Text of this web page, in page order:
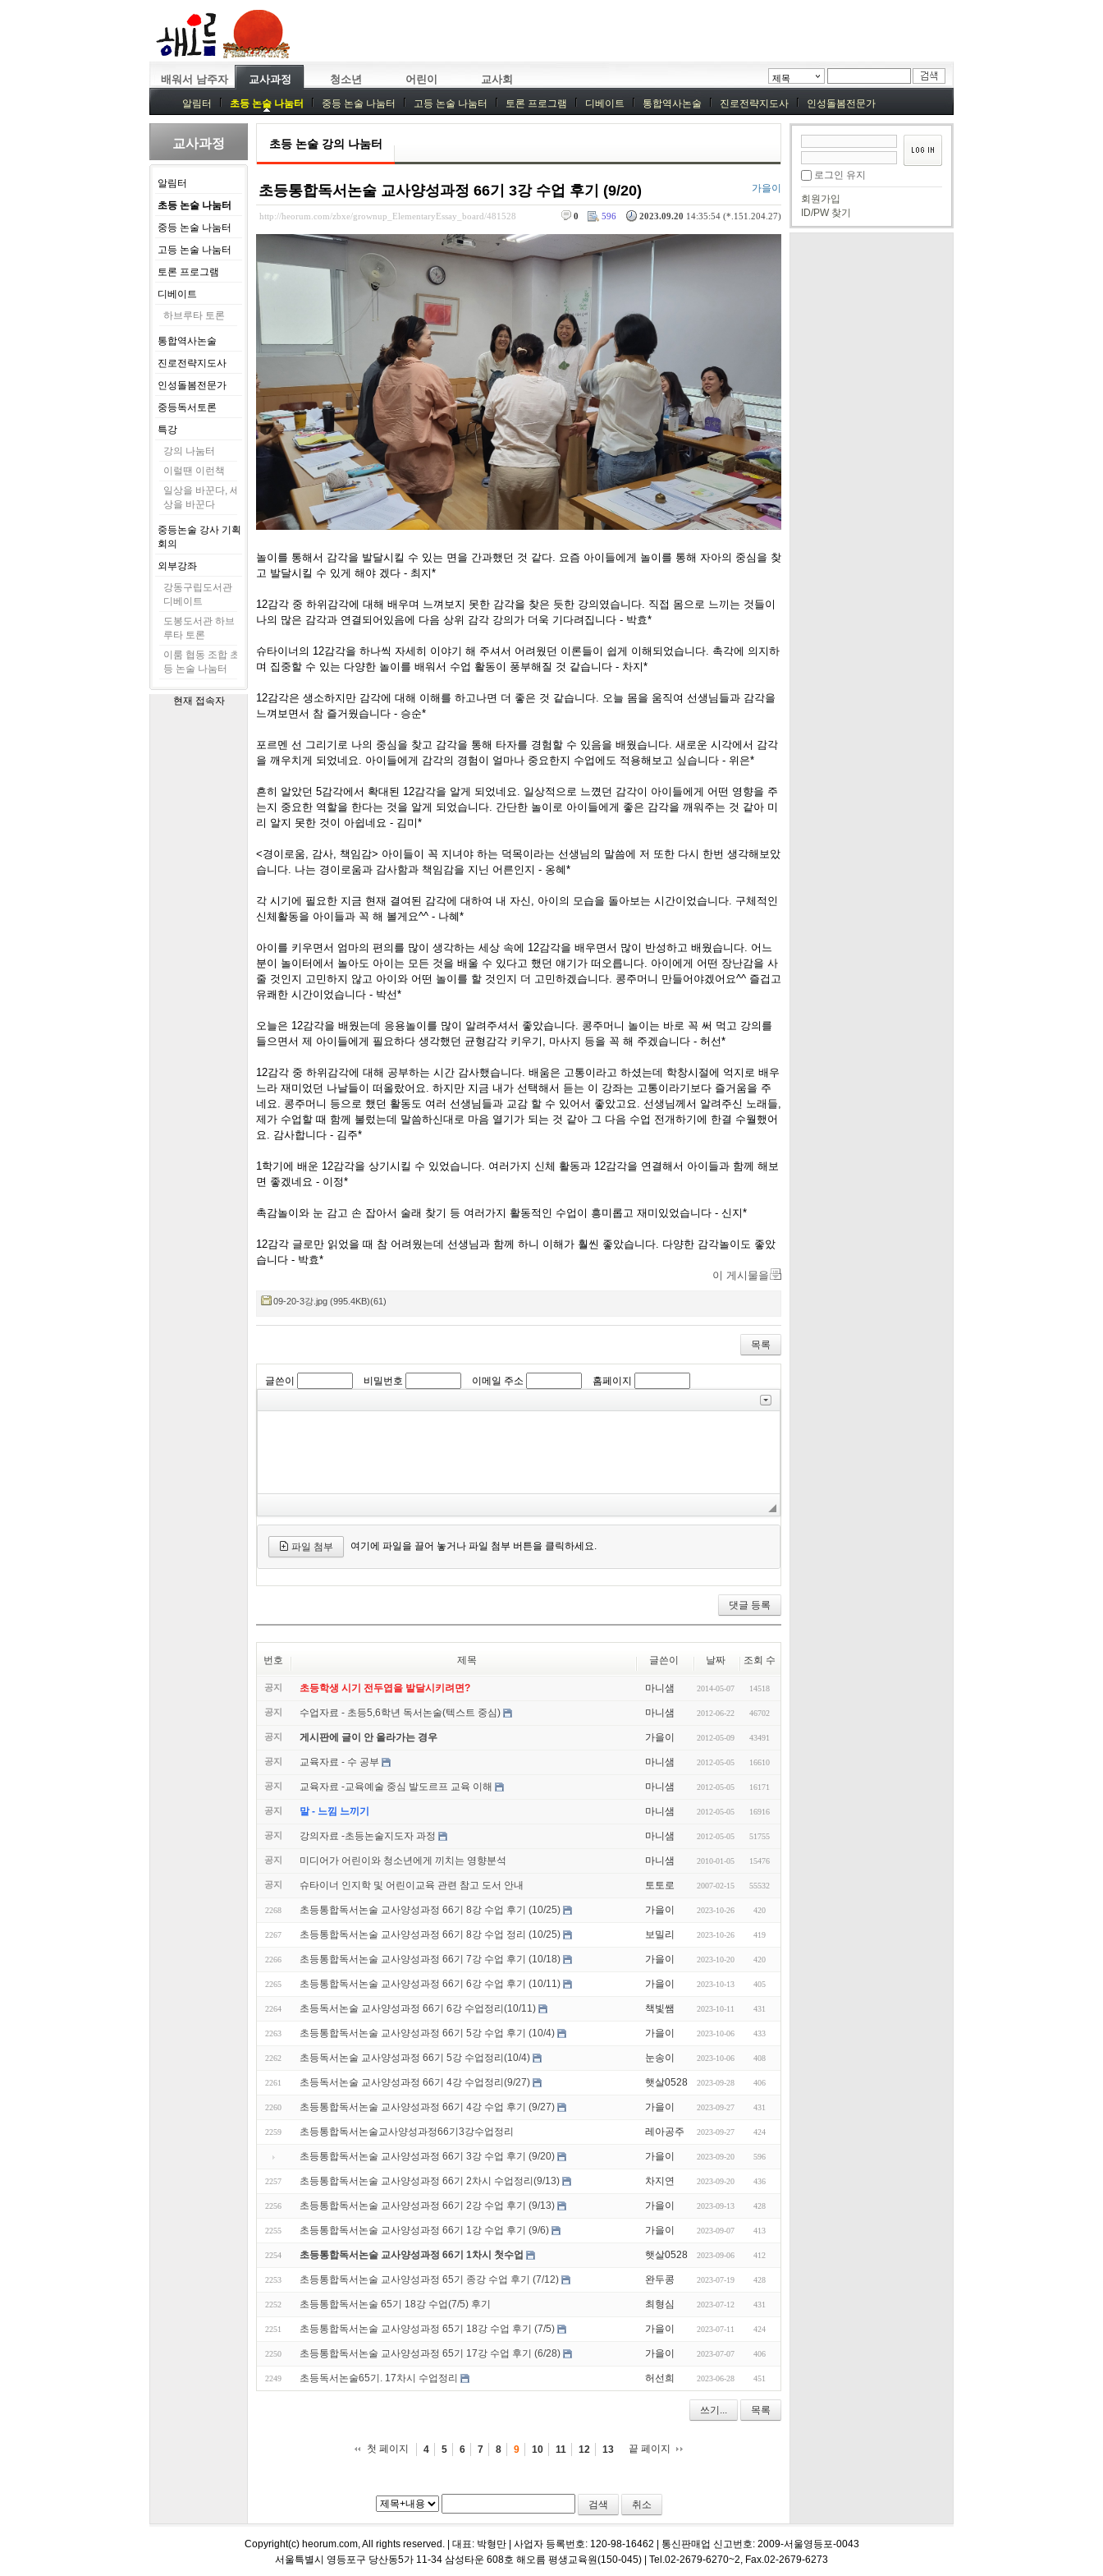
배워서 남주자 교사과정 청소년 어린이 교사회
알림터 초등 논술 나눔터 중등 논술 나눔터 고등 논술 나눔터 토론 프로그램 디베이트 통합역사논술 진로전략지도사
인성돌봄전문가
중등독서토론
특강 중등논술 강사 기획회의 외부강좌
제목
교사과정
알림터
초등 논술 나눔터
중등 논술 나눔터
고등 논술 나눔터
토론 프로그램
디베이트
하브루타 토론
통합역사논술
진로전략지도사
인성돌봄전문가
중등독서토론
특강
강의 나눔터
이럴땐 이런책
일상을 바꾼다, 세
상을 바꾼다
중등논술 강사 기획
회의
외부강좌
강동구립도서관
디베이트
도봉도서관 하브
루타 토론
이룸 협동 조합 초
등 논술 나눔터
현재 접속자
초등 논술 강의 나눔터
초등통합독서논술 교사양성과정 66기 3강 수업 후기 (9/20) 가을이
http://heorum.com/zbxe/grownup_ElementaryEssay_board/481528 2023.09.20 14:35:54 (*.151.204.27)
596
0
놀이를 통해서 감각을 발달시킬 수 있는 면을 간과했던 것 같다. 요즘 아이들에게 놀이를 통해 자아의 중심을 찾
고 발달시킬 수 있게 해야 겠다 - 최지*
12감각 중 하위감각에 대해 배우며 느껴보지 못한 감각을 찾은 듯한 강의였습니다. 직접 몸으로 느끼는 것들이
나의 많은 감각과 연결되어있음에 다음 상위 감각 강의가 더욱 기다려집니다 - 박효*
슈타이너의 12감각을 하나씩 자세히 이야기 해 주셔서 어려웠던 이론들이 쉽게 이해되었습니다. 촉각에 의지하
며 집중할 수 있는 다양한 놀이를 배워서 수업 활동이 풍부해질 것 같습니다 - 차지*
12감각은 생소하지만 감각에 대해 이해를 하고나면 더 좋은 것 같습니다. 오늘 몸을 움직여 선생님들과 감각을
느껴보면서 참 즐거웠습니다 - 승순*
포르멘 선 그리기로 나의 중심을 찾고 감각을 통해 타자를 경험할 수 있음을 배웠습니다. 새로운 시각에서 감각
을 깨우치게 되었네요. 아이들에게 감각의 경험이 얼마나 중요한지 수업에도 적용해보고 싶습니다 - 위은*
흔히 알았던 5감각에서 확대된 12감각을 알게 되었네요. 일상적으로 느꼈던 감각이 아이들에게 어떤 영향을 주
는지 중요한 역할을 한다는 것을 알게 되었습니다. 간단한 놀이로 아이들에게 좋은 감각을 깨워주는 것 같아 미
리 알지 못한 것이 아쉽네요 - 김미*
<경이로움, 감사, 책임감> 아이들이 꼭 지녀야 하는 덕목이라는 선생님의 말씀에 저 또한 다시 한번 생각해보았
습니다. 나는 경이로움과 감사함과 책임감을 지닌 어른인지 - 옹혜*
각 시기에 필요한 지금 현재 결여된 감각에 대하여 내 자신, 아이의 모습을 돌아보는 시간이었습니다. 구체적인
신체활동을 아이들과 꼭 해 볼게요^^ - 나혜*
아이를 키우면서 엄마의 편의를 많이 생각하는 세상 속에 12감각을 배우면서 많이 반성하고 배웠습니다. 어느
분이 놀이터에서 놀아도 아이는 모든 것을 배울 수 있다고 했던 얘기가 떠오릅니다. 아이에게 어떤 장난감을 사
줄 것인지 고민하지 않고 아이와 어떤 놀이를 할 것인지 더 고민하겠습니다. 콩주머니 만들어야겠어요^^ 즐겁고
유쾌한 시간이었습니다 - 박선*
오늘은 12감각을 배웠는데 응용놀이를 많이 알려주셔서 좋았습니다. 콩주머니 놀이는 바로 꼭 써 먹고 강의를
들으면서 제 아이들에게 필요하다 생각했던 균형감각 키우기, 마사지 등을 꼭 해 주겠습니다 - 허선*
12감각 중 하위감각에 대해 공부하는 시간 감사했습니다. 배움은 고통이라고 하셨는데 학창시절에 억지로 배우
느라 재미었던 나날들이 떠올랐어요. 하지만 지금 내가 선택해서 듣는 이 강좌는 고통이라기보다 즐거움을 주
네요. 콩주머니 등으로 했던 활동도 여러 선생님들과 교감 할 수 있어서 좋았고요. 선생님께서 알려주신 노래들,
제가 수업할 때 함께 불렀는데 말씀하신대로 마음 열기가 되는 것 같아 그 다음 수업 전개하기에 한결 수월했어
요. 감사합니다 - 김주*
1학기에 배운 12감각을 상기시킬 수 있었습니다. 여러가지 신체 활동과 12감각을 연결해서 아이들과 함께 해보
면 좋겠네요 - 이정*
촉감놀이와 눈 감고 손 잡아서 술래 찾기 등 여러가지 활동적인 수업이 흥미롭고 재미있었습니다 - 신지*
12감각 글로만 읽었을 때 참 어려웠는데 선생님과 함께 하니 이해가 훨씬 좋았습니다. 다양한 감각놀이도 좋았
습니다 - 박효*
이 게시물을
09-20-3강.jpg (995.4KB)(61)
목록
글쓴이 비밀번호 이메일 주소 홈페이지
파일 첨부 여기에 파일을 끌어 놓거나 파일 첨부 버튼을 클릭하세요.
번호 제목 글쓴이 날짜 조회 수
공지 초등학생 시기 전두엽을 발달시키려면? 마니샘 2014-05-07 14518
공지 수업자료 - 초등5,6학년 독서논술(텍스트 중심) 마니샘 2012-06-22 46702
공지 게시판에 글이 안 올라가는 경우 가을이 2012-05-09 43491
공지 교육자료 - 수 공부 마니샘 2012-05-05 16610
공지 교육자료 -교육예술 중심 발도르프 교육 이해 마니샘 2012-05-05 16171
공지 말 - 느낌 느끼기 마니샘 2012-05-05 16916
공지 강의자료 -초등논술지도자 과정 마니샘 2012-05-05 51755
공지 미디어가 어린이와 청소년에게 끼치는 영향분석 마니샘 2010-01-05 15476
공지 슈타이너 인지학 및 어린이교육 관련 참고 도서 안내 토토로 2007-02-15 55532
2268 초등통합독서논술 교사양성과정 66기 8강 수업 후기 (10/25) 가을이 2023-10-26 420
2267 초등통합독서논술 교사양성과정 66기 8강 수업 정리 (10/25) 보밀리 2023-10-26 419
2266 초등통합독서논술 교사양성과정 66기 7강 수업 후기 (10/18) 가을이 2023-10-20 420
2265 초등통합독서논술 교사양성과정 66기 6강 수업 후기 (10/11) 가을이 2023-10-13 405
2264 초등독서논술 교사양성과정 66기 6강 수업정리(10/11) 책빛쌤 2023-10-11 431
2263 초등통합독서논술 교사양성과정 66기 5강 수업 후기 (10/4) 가을이 2023-10-06 433
2262 초등독서논술 교사양성과정 66기 5강 수업정리(10/4) 눈송이 2023-10-06 408
2261 초등독서논술 교사양성과정 66기 4강 수업정리(9/27) 햇살0528 2023-09-28 406
2260 초등통합독서논술 교사양성과정 66기 4강 수업 후기 (9/27) 가을이 2023-09-27 431
2259 초등통합독서논술교사양성과정66기3강수업정리 레아공주 2023-09-27 424
초등통합독서논술 교사양성과정 66기 3강 수업 후기 (9/20) 가을이 2023-09-20 596
2257 초등통합독서논술 교사양성과정 66기 2차시 수업정리(9/13) 차지연 2023-09-20 436
2256 초등통합독서논술 교사양성과정 66기 2강 수업 후기 (9/13) 가을이 2023-09-13 428
2255 초등통합독서논술 교사양성과정 66기 1강 수업 후기 (9/6) 가을이 2023-09-07 413
2254 초등통합독서논술 교사양성과정 66기 1차시 첫수업 햇살0528 2023-09-06 412
2253 초등통합독서논술 교사양성과정 65기 종강 수업 후기 (7/12) 완두콩 2023-07-19 428
2252 초등통합독서논술 65기 18강 수업(7/5) 후기 최형심 2023-07-12 431
2251 초등통합독서논술 교사양성과정 65기 18강 수업 후기 (7/5) 가을이 2023-07-11 424
2250 초등통합독서논술 교사양성과정 65기 17강 수업 후기 (6/28) 가을이 2023-07-07 406
2249 초등독서논술65기. 17차시 수업정리 허선희 2023-06-28 451
쓰기... 목록
첫 페이지 4 5 6 7 8 9 10 11 12 13 끝 페이지
취소
로그인 유지
회원가입
ID/PW 찾기
Copyright(c) heorum.com, All rights reserved. | 대표: 박형만 | 사업자 등록번호: 120-98-16462 | 통신판매업 신고번호: 2009-서울영등포-0043
서울특별시 영등포구 당산동5가 11-34 삼성타운 608호 해오름 평생교육원(150-045) | Tel.02-2679-6270~2, Fax.02-2679-6273